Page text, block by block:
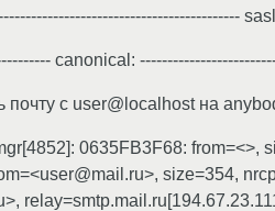
canonical:
с user@localhost на
0635FB3F68:
size=354,